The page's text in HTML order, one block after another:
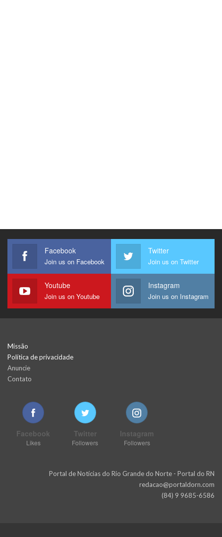
Facebook
Join us on Facebook
Twitter
Join us on Twitter
Youtube
Join us on Youtube
Instagram
Join us on Instagram
Missão
Política de privacidade
Anuncie
Contato
Facebook
Likes
Twitter
Followers
Instagram
Followers
Portal de Notícias do Rio Grande do Norte - Portal do RN
redacao@portaldorn.com
(84) 9 9685-6586